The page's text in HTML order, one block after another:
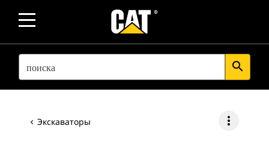
SEARCH search
Экскаваторы more_vert